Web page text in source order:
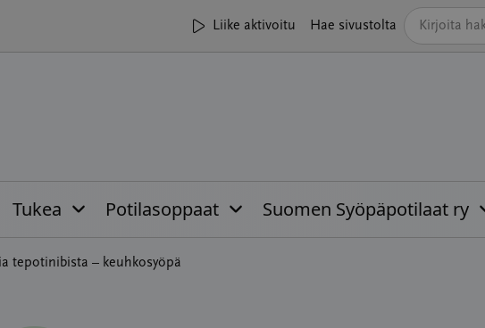
Liike aktivoitu Hae sivustolta
Tukea Potilasoppaat Suomen Syöpäpotilaat ry
tepotinibista – keuhkosyöpä